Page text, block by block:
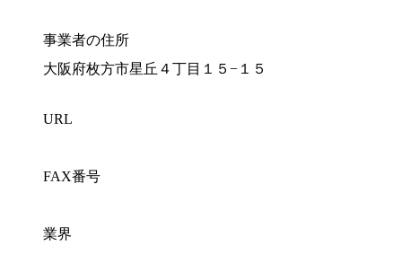
事業者の住所
大阪府枚方市星丘４丁目１５−１５
URL
FAX番号
業界